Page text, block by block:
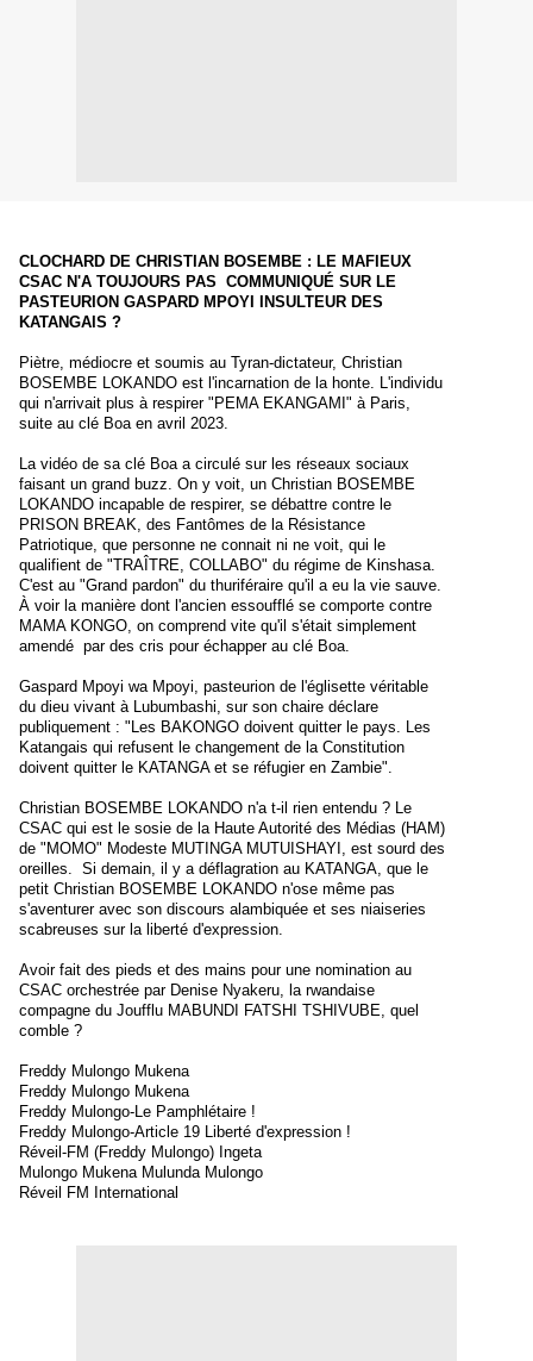
CLOCHARD DE CHRISTIAN BOSEMBE : LE MAFIEUX
CSAC N'A TOUJOURS PAS COMMUNIQUÉ SUR LE
PASTEURION GASPARD MPOYI INSULTEUR DES
KATANGAIS ?
Piètre, médiocre et soumis au Tyran-dictateur, Christian
BOSEMBE LOKANDO est l'incarnation de la honte. L'individu
qui n'arrivait plus à respirer "PEMA EKANGAMI" à Paris,
suite au clé Boa en avril 2023.
La vidéo de sa clé Boa a circulé sur les réseaux sociaux
faisant un grand buzz. On y voit, un Christian BOSEMBE
LOKANDO incapable de respirer, se débattre contre le
PRISON BREAK, des Fantômes de la Résistance
Patriotique, que personne ne connait ni ne voit, qui le
qualifient de "TRAÎTRE, COLLABO" du régime de Kinshasa.
C'est au "Grand pardon" du thuriféraire qu'il a eu la vie sauve.
À voir la manière dont l'ancien essoufflé se comporte contre
MAMA KONGO, on comprend vite qu'il s'était simplement
amendé par des cris pour échapper au clé Boa.
Gaspard Mpoyi wa Mpoyi, pasteurion de l'églisette véritable
du dieu vivant à Lubumbashi, sur son chaire déclare
publiquement : "Les BAKONGO doivent quitter le pays. Les
Katangais qui refusent le changement de la Constitution
doivent quitter le KATANGA et se réfugier en Zambie".
Christian BOSEMBE LOKANDO n'a t-il rien entendu ? Le
CSAC qui est le sosie de la Haute Autorité des Médias (HAM)
de "MOMO" Modeste MUTINGA MUTUISHAYI, est sourd des
oreilles. Si demain, il y a déflagration au KATANGA, que le
petit Christian BOSEMBE LOKANDO n'ose même pas
s'aventurer avec son discours alambiquée et ses niaiseries
scabreuses sur la liberté d'expression.
Avoir fait des pieds et des mains pour une nomination au
CSAC orchestrée par Denise Nyakeru, la rwandaise
compagne du Joufflu MABUNDI FATSHI TSHIVUBE, quel
comble ?
Freddy Mulongo Mukena
Freddy Mulongo Mukena
Freddy Mulongo-Le Pamphlétaire !
Freddy Mulongo-Article 19 Liberté d'expression !
Réveil-FM (Freddy Mulongo) Ingeta
Mulongo Mukena Mulunda Mulongo
Réveil FM International